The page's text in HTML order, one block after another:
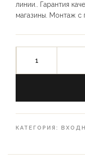
линии.. Гарантия
магазины. Монтаж с
КАТЕГОРИЯ: